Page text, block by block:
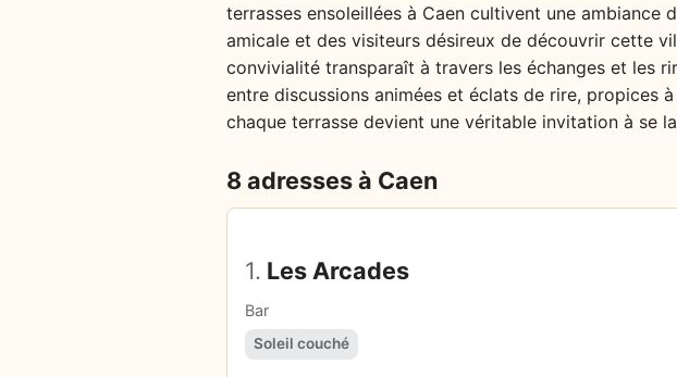
terrasses ensoleillées à Caen cultivent une
amicale et des visiteurs désireux de découvrir cette
convivialité transparaît à travers les échanges et les
entre discussions animées et éclats de rire, propices
chaque terrasse devient une véritable invitation à se
8 adresses à Caen
1. Les Arcades
Bar
Soleil couché